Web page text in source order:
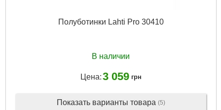
Полуботинки Lahti Pro 30410
В наличии
Цена:3 059 грн
Показать варианты товара (5)